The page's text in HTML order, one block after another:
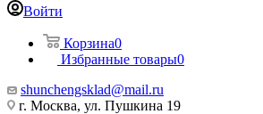
Войти
Корзина0
Избранные товары0
shunchengsklad@mail.ru
г. Москва, ул. Пушкина 19